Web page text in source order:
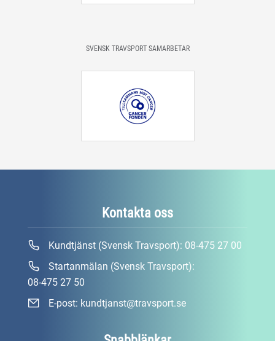
SVENSK TRAVSPORT SAMARBETAR
Kontakta oss
Kundtjänst (Svensk Travsport): 08-475 27 00
Startanmälan (Svensk Travsport):
08-475 27 50
E-post: kundtjanst@travsport.se